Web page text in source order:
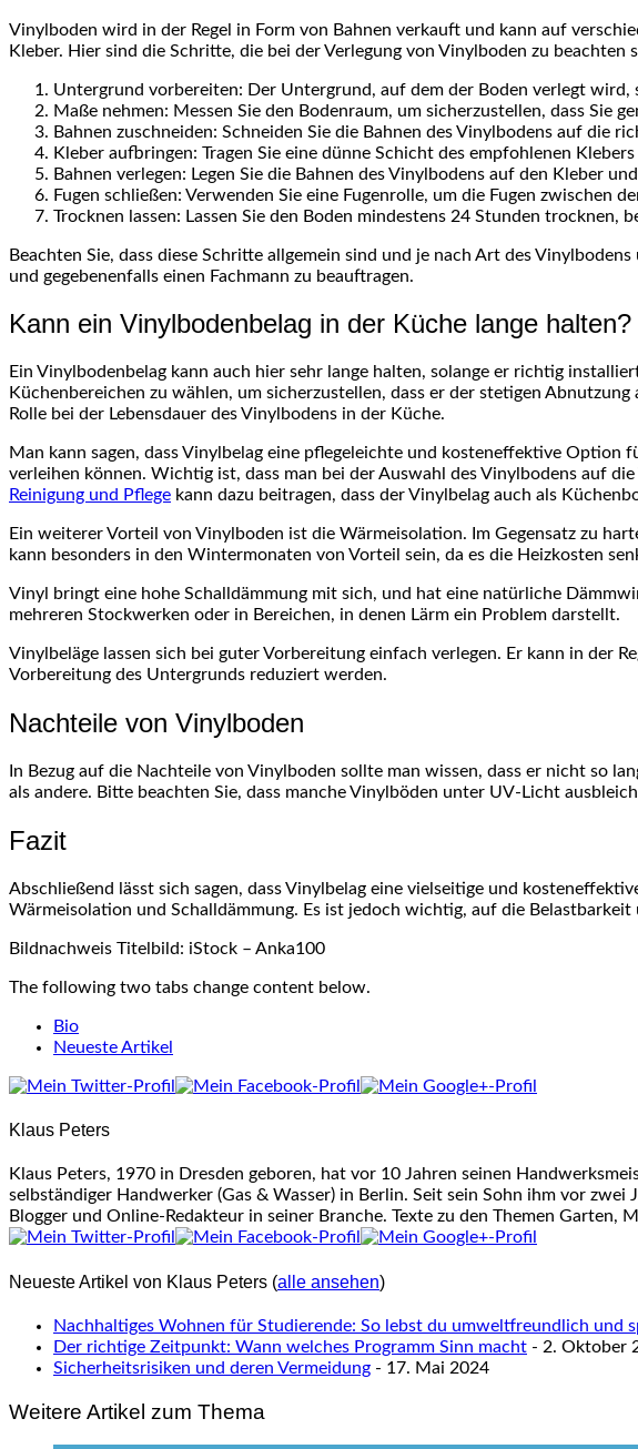
Vinylboden wird in der Regel in Form von Bahnen verkauft und kann auf
Kleber. Hier sind die Schritte, die bei der Verlegung von Vinylboden zu beachten
Untergrund vorbereiten: Der Untergrund, auf dem der Boden verlegt
Maße nehmen: Messen Sie den Bodenraum, um sicherzustellen, dass Sie
Bahnen zuschneiden: Schneiden Sie die Bahnen des Vinylbodens auf die
Kleber aufbringen: Tragen Sie eine dünne Schicht des empfohlenen
Bahnen verlegen: Legen Sie die Bahnen des Vinylbodens auf den Kleber
Fugen schließen: Verwenden Sie eine Fugenrolle, um die Fugen zwischen
Trocknen lassen: Lassen Sie den Boden mindestens 24 Stunden trocknen,
Beachten Sie, dass diese Schritte allgemein sind und je nach Art des
und gegebenenfalls einen Fachmann zu beauftragen.
Kann ein Vinylbodenbelag in der Küche lange halten?
Ein Vinylbodenbelag kann auch hier sehr lange halten, solange er richtig
Küchenbereichen zu wählen, um sicherzustellen, dass er der stetigen
Rolle bei der Lebensdauer des Vinylbodens in der Küche.
Man kann sagen, dass Vinylbelag eine pflegeleichte und kosteneffektive Option
verleihen können. Wichtig ist, dass man bei der Auswahl des Vinylbodens auf
Reinigung und Pflege kann dazu beitragen, dass der Vinylbelag auch als
Ein weiterer Vorteil von Vinylboden ist die Wärmeisolation. Im Gegensatz zu
kann besonders in den Wintermonaten von Vorteil sein, da es die Heizkosten
Vinyl bringt eine hohe Schalldämmung mit sich, und hat eine natürliche
mehreren Stockwerken oder in Bereichen, in denen Lärm ein Problem darstellt.
Vinylbeläge lassen sich bei guter Vorbereitung einfach verlegen. Er kann in der
Vorbereitung des Untergrunds reduziert werden.
Nachteile von Vinylboden
In Bezug auf die Nachteile von Vinylboden sollte man wissen, dass er nicht so
als andere. Bitte beachten Sie, dass manche Vinylböden unter UV-Licht
Fazit
Abschließend lässt sich sagen, dass Vinylbelag eine vielseitige und
Wärmeisolation und Schalldämmung. Es ist jedoch wichtig, auf die
Bildnachweis Titelbild: iStock – Anka100
The following two tabs change content below.
Bio
Neueste Artikel
Klaus Peters
Klaus Peters, 1970 in Dresden geboren, hat vor 10 Jahren seinen
selbständiger Handwerker (Gas & Wasser) in Berlin. Seit sein Sohn ihm vor
Blogger und Online-Redakteur in seiner Branche. Texte zu den Themen
Neueste Artikel von Klaus Peters (alle ansehen)
Nachhaltiges Wohnen für Studierende: So lebst du umweltfreundlich und
Der richtige Zeitpunkt: Wann welches Programm Sinn macht - 2. Oktober
Sicherheitsrisiken und deren Vermeidung - 17. Mai 2024
Weitere Artikel zum Thema